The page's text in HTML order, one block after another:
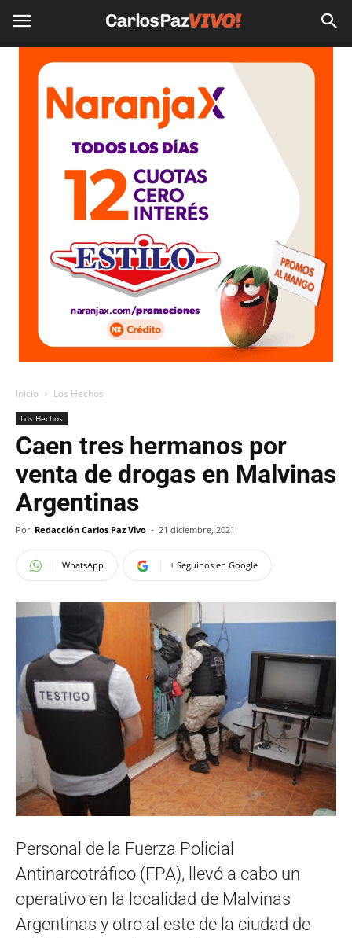
Inicio Los Hechos
Los Hechos
Caen tres hermanos por
venta de drogas en Malvinas
Argentinas
Por Redacción Carlos Paz Vivo - 21 diciembre, 2021
WhatsApp + Seguinos en Google
Personal de la Fuerza Policial
Antinarcotráfico (FPA), llevó a cabo un
operativo en la localidad de Malvinas
Argentinas y otro al este de la ciudad de